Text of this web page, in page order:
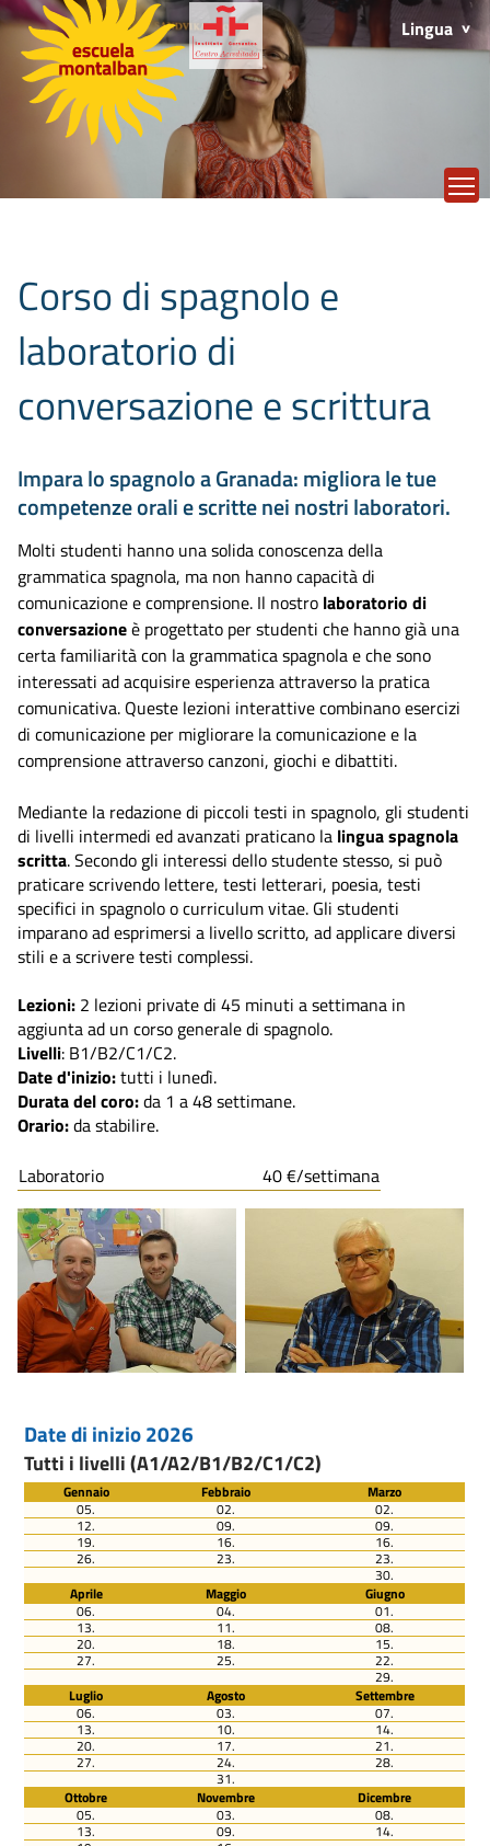
Lingua
Corso di spagnolo e
laboratorio di
conversazione e scrittura
Impara lo spagnolo a Granada: migliora le tue
competenze orali e scritte nei nostri laboratori.
Molti studenti hanno una solida conoscenza della
grammatica spagnola, ma non hanno capacità di
comunicazione e comprensione. Il nostro laboratorio di
conversazioneè progettato per studenti che hanno già una
certa familiarità con la grammatica spagnola e che sono
interessati ad acquisire esperienza attraverso la pratica
comunicativa. Queste lezioni interattive combinano esercizi
di comunicazione per migliorare la comunicazione e la
comprensione attraverso canzoni, giochi e dibattiti.
Mediante la redazione di piccoli testi in spagnolo, gli studenti
di livelli intermedi ed avanzati praticano la lingua spagnola
scritta. Secondo gli interessi dello studente stesso, si può
praticare scrivendo lettere, testi letterari, poesia, testi
specifici in spagnolo o curriculum vitae. Gli studenti
imparano ad esprimersi a livello scritto, ad applicare diversi
stili e a scrivere testi complessi.
Lezioni: 2 lezioni private di 45 minuti a settimana in
aggiunta ad un corso generale di spagnolo.
Livelli: B1/B2/C1/C2.
Date d'inizio:tutti i lunedì.
Durata del coro:da 1 a 48 settimane.
Orario:da stabilire.
Laboratorio
40 €/settimana
Date di inizio 2026
Tutti i livelli (A1/A2/B1/B2/C1/C2)
Gennaio Febbraio
Marzo
05.
02. 02.
12. 09. 09.
19. 16. 16.
26. 23. 23.
30.
Aprile
Maggio
Giugno
06.
04. 01.
13. 11. 08.
20. 18. 15.
27. 25. 22.
29.
Luglio
Agosto
Settembre
06.
03. 07.
13. 10. 14.
20. 17. 21.
27. 24. 28.
31.
Ottobre
Novembre
Dicembre
05.
03. 08.
13. 09. 14.